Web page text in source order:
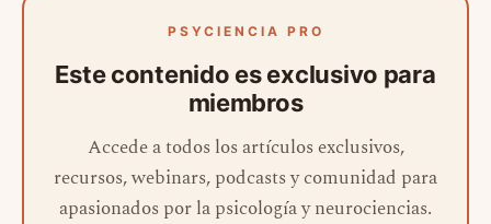
PSYCIENCIA PRO
Este contenido es exclusivo para
miembros
Accede a todos los artículos exclusivos,
recursos, webinars, podcasts y comunidad para
apasionados por la psicología y neurociencias.